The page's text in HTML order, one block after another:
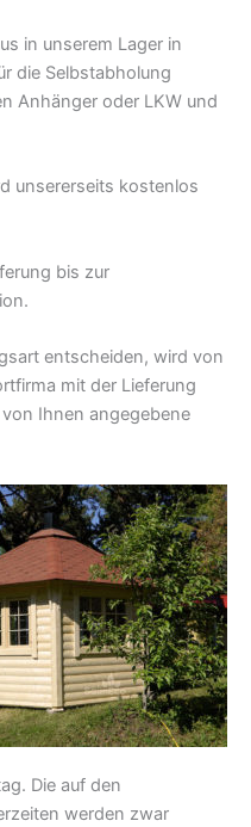
in unserem Lager in
die Selbstabholung
Anhänger oder LKW und
unsererseits kostenlos
bis zur
entscheiden, wird von
mit der Lieferung
Ihnen angegebene
Die auf den
werden zwar